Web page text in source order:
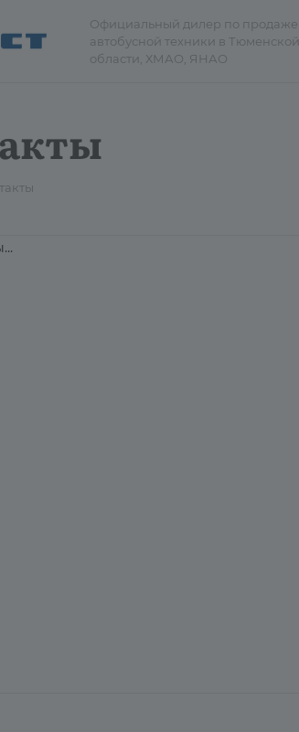
Официальный дилер по продаже
автобусной техники в Тюменской
области, ХМАО, ЯНАО